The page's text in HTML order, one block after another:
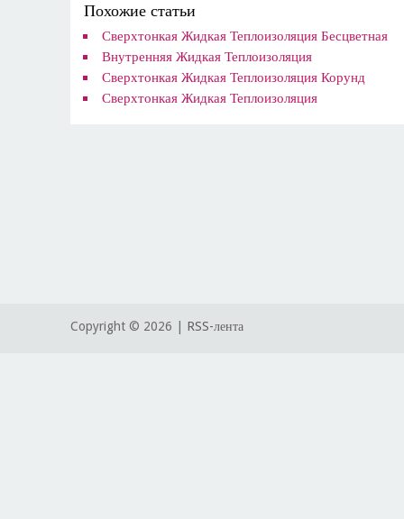
Похожие статьи
Сверхтонкая Жидкая Теплоизоляция Бесцветная
Внутренняя Жидкая Теплоизоляция
Сверхтонкая Жидкая Теплоизоляция Корунд
Сверхтонкая Жидкая Теплоизоляция
Copyright © 2026 | RSS-лента